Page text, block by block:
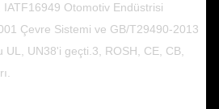
Otomotiv Endüstrisi
Çevre Sistemi ve GB/T29490-2013
UL, UN38'i geçti.3, ROSH, CE, CB,